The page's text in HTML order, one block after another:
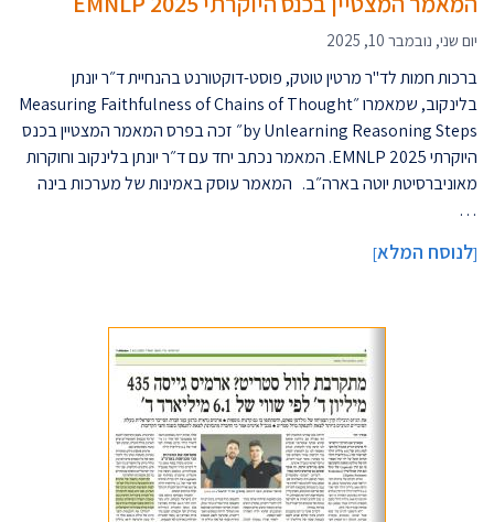
יום שני, נובמבר 10, 2025
ברכות חמות לד"ר מרטין טוטק, פוסט-דוקטורנט בהנחיית ד״ר יונתן
בלינקוב, שמאמרו ״Measuring Faithfulness of Chains of Thought
by Unlearning Reasoning Steps״ זכה בפרס המאמר המצטיין בכנס
היוקרתי EMNLP 2025. המאמר נכתב יחד עם ד״ר יונתן בלינקוב וחוקרות
מאוניברסיטת יוטה בארה״ב. המאמר עוסק באמינות של מערכות בינה
…
[לנוסח המלא]